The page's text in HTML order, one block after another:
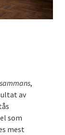
,
av
som
mest